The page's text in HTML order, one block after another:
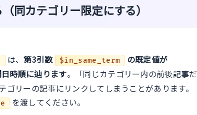
同カテゴリー限定にする）
は、第3引数 $in_same_term の既定値が
時順に辿ります。「同じカテゴリー内の前後記事だ
リーの記事にリンクしてしまうことがあります。
を渡してください。